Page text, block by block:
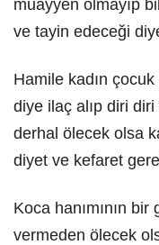
muayyen olmayıp
ve tayin edeceği
Hamile kadın
diye ilaç alıp diri
derhal ölecek olsa
diyet ve kefaret
Koca hanımının bir
vermeden ölecek